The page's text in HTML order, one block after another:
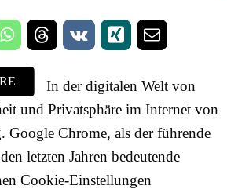
In der digitalen Welt von
und Privatsphäre im Internet von
Google Chrome, als der führende
letzten Jahren bedeutende
Cookie-Einstellungen